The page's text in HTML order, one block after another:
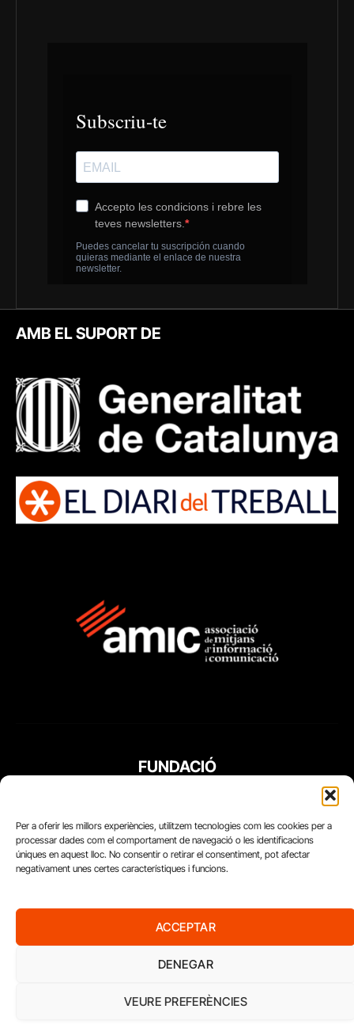
Per a oferir les millors experiències, utilitzem tecnologies com les cookies per a
processar dades com el comportament de navegació o les identificacions
úniques en aquest lloc. No consentir o retirar el consentiment, pot afectar
negativament unes certes característiques i funcions.
ACCEPTAR
DENEGAR
VEURE PREFERÈNCIES
AMB EL SUPORT DE
FUNDACIÓ